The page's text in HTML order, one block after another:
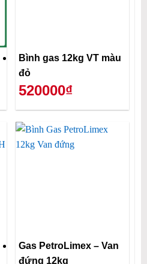
Bình gas 12kg VT màu
đỏ
520000₫
Gas PetroLimex – Van
đứng 12kg